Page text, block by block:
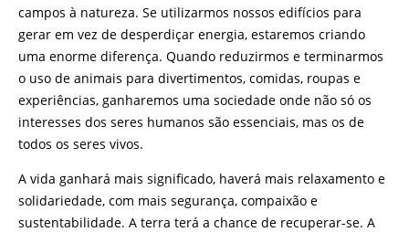
campos à natureza. Se utilizarmos nossos edifícios para
gerar em vez de desperdiçar energia, estaremos criando
uma enorme diferença. Quando reduzirmos e terminarmos
o uso de animais para divertimentos, comidas, roupas e
experiências, ganharemos uma sociedade onde não só os
interesses dos seres humanos são essenciais, mas os de
todos os seres vivos.
A vida ganhará mais significado, haverá mais relaxamento e
solidariedade, com mais segurança, compaixão e
sustentabilidade. A terra terá a chance de recuperar-se. A